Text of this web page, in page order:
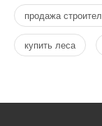
продажа
купить леса